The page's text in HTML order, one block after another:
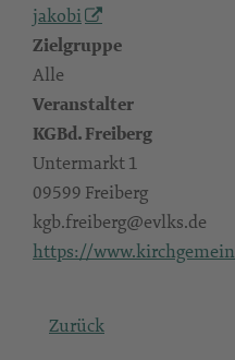
jakobi
Zielgruppe
Alle
Veranstalter
KGBd. Freiberg
Untermarkt 1
09599 Freiberg
kgb.freiberg@evlks.de
https://
Zurück